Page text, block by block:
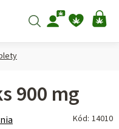
Hľadať
900 mg
Kód: 14010